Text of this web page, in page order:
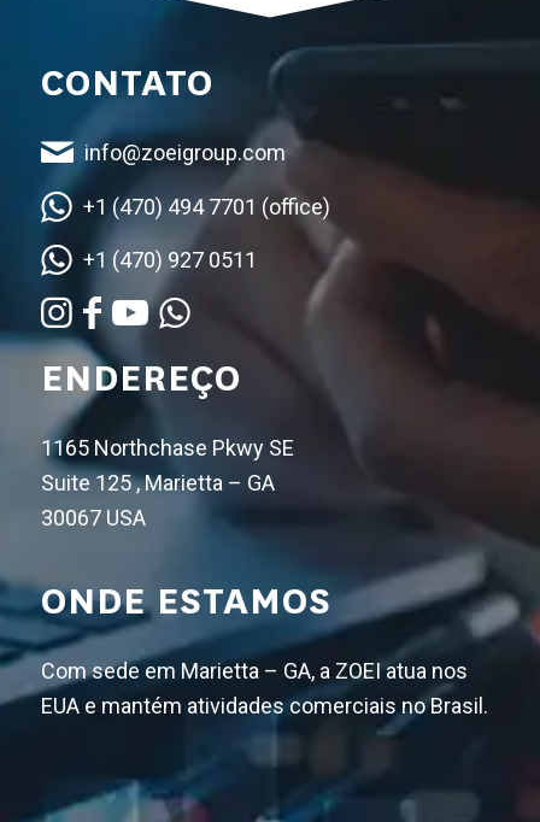
CONTATO
info@zoeigroup.com
+1 (470) 494 7701 (office)
+1 (470) 927 0511
ENDEREÇO
1165 Northchase Pkwy SE
Suite 125 , Marietta – GA
30067 USA
ONDE ESTAMOS
Com sede em Marietta – GA, a ZOEI atua nos
EUA e mantém atividades comerciais no Brasil.